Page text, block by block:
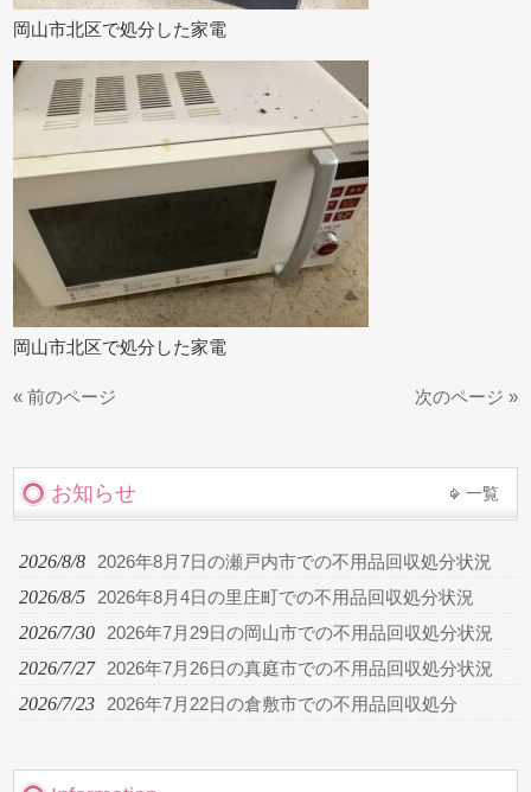
岡山市北区で処分した家電
岡山市北区で処分した家電
« 前のページ 次のページ »
お知らせ 一覧
2026/8/8 2026年8月7日の瀬戸内市での不用品回収処分状況
2026/8/5 2026年8月4日の里庄町での不用品回収処分状況
2026/7/30 2026年7月29日の岡山市での不用品回収処分状況
2026/7/27 2026年7月26日の真庭市での不用品回収処分状況
2026/7/23 2026年7月22日の倉敷市での不用品回収処分